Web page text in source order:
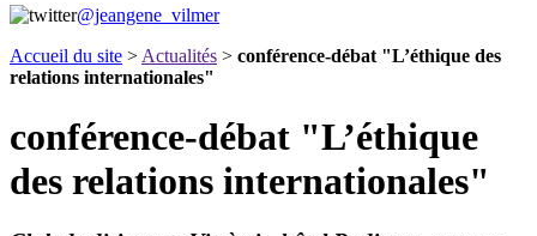
@jeangene_vilmer
Accueil du site >Actualités > conférence-débat "L’éthique des
relations internationales"
conférence-débat "L’éthique
des relations internationales"